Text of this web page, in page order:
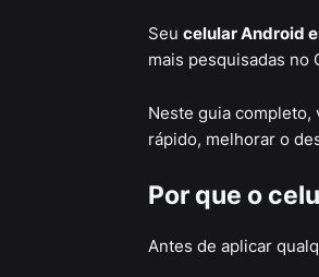
Seu celular Android
mais pesquisadas no
Neste guia
rápido, melhorar o
Por que o
Antes de aplicar